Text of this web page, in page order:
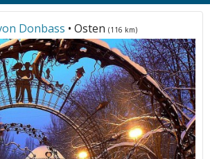
Donbass • Osten (116 km)